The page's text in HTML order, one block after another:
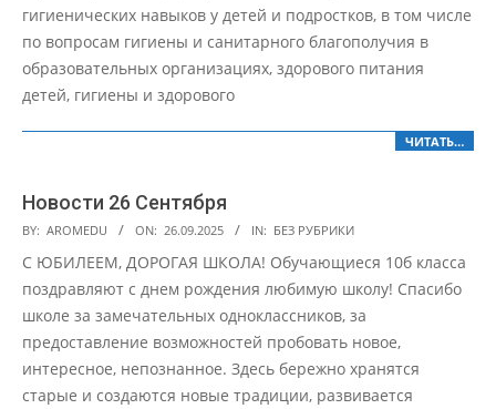
гигиенических навыков у детей и подростков, в том числе
по вопросам гигиены и санитарного благополучия в
образовательных организациях, здорового питания
детей, гигиены и здорового
ЧИТАТЬ…
Новости 26 Сентября
2025-
09-
BY: AROMEDU ON: 26.09.2025 IN: БЕЗ РУБРИКИ
С ЮБИЛЕЕМ, ДОРОГАЯ ШКОЛА! Обучающиеся 10б класса
поздравляют с днем рождения любимую школу! Спасибо
школе за замечательных одноклассников, за
предоставление возможностей пробовать новое,
интересное, непознанное. Здесь бережно хранятся
старые и создаются новые традиции, развивается